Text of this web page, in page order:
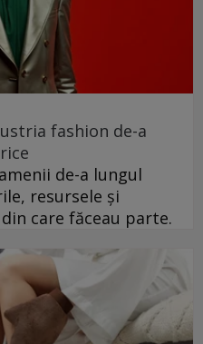
fashion de-a
de-a lungul
resursele și
care făceau parte.